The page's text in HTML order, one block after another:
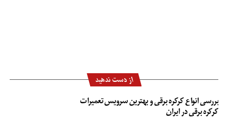
از دست ندهید
بررسی انواع کرکره برقی و بهترین سرویس تعمیرات
کرکره برقی در ایران